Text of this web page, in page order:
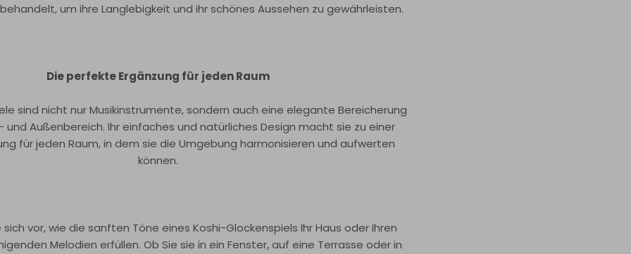
um ihre Langlebigkeit und ihr schönes Aussehen zu gewährleisten.
Die perfekte Ergänzung für jeden Raum
sind nicht nur Musikinstrumente, sondern auch eine elegante Bereicherung
und Außenbereich. Ihr einfaches und natürliches Design macht sie zu einer
für jeden Raum, in dem sie die Umgebung harmonisieren und aufwerten
können.
sich vor, wie die sanften Töne eines Koshi-Glockenspiels Ihr Haus oder Ihren
Melodien erfüllen. Ob Sie sie in ein Fenster, auf eine Terrasse oder in